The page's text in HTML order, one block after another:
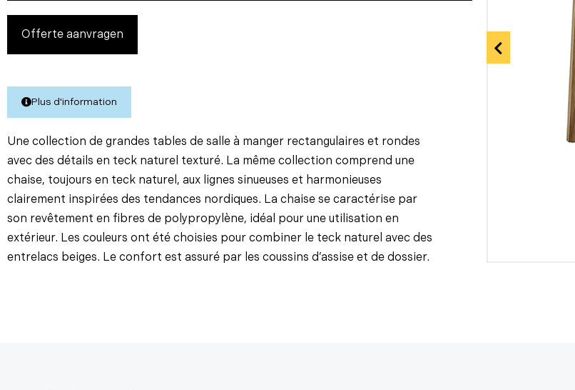
Offerte aanvragen
Plus d'information
Une collection de grandes tables de salle à manger rectangulaires et rondes
avec des détails en teck naturel texturé. La même collection comprend une
chaise, toujours en teck naturel, aux lignes sinueuses et harmonieuses
clairement inspirées des tendances nordiques. La chaise se caractérise par
son revêtement en fibres de polypropylène, idéal pour une utilisation en
extérieur. Les couleurs ont été choisies pour combiner le teck naturel avec des
entrelacs beiges. Le confort est assuré par les coussins d’assise et de dossier.